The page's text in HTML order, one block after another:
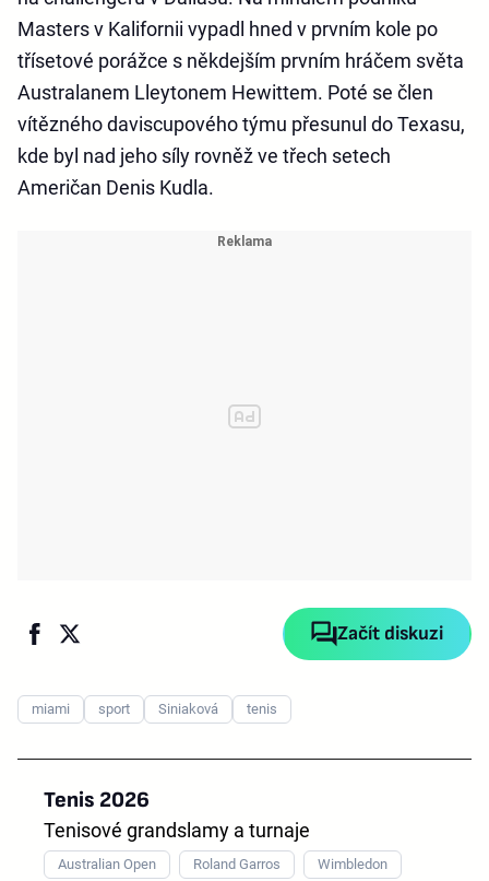
Masters v Kalifornii vypadl hned v prvním kole po
třísetové porážce s někdejším prvním hráčem světa
Australanem Lleytonem Hewittem. Poté se člen
vítězného daviscupového týmu přesunul do Texasu,
kde byl nad jeho síly rovněž ve třech setech
Američan Denis Kudla.
Začít diskuzi
miami sport Siniaková tenis
Tenis 2026
Tenisové grandslamy a turnaje
Australian Open Roland Garros Wimbledon